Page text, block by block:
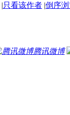
|只看该作者 |倒序
腾讯微博